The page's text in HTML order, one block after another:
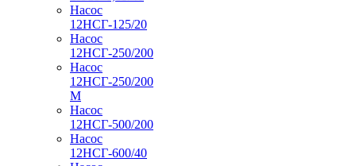
Насос
12НСГ-125/20
Насос
12НСГ-250/200
Насос
12НСГ-250/200
М
Насос
12НСГ-500/200
Насос
12НСГ-600/40